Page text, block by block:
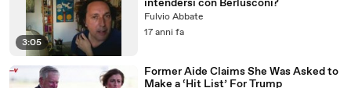
3:05
intendersi con Berlusconi?
Fulvio Abbate
17 anni fa
Former Aide Claims She Was Asked to
Make a ‘Hit List’ For Trump